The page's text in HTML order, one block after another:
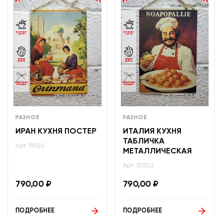
РАЗНОЕ
ИРАН КУХНЯ ПОСТЕР
Арт: 115122
790,00 ₽
ПОДРОБНЕЕ
РАЗНОЕ
ИТАЛИЯ КУХНЯ
ТАБЛИЧКА
МЕТАЛЛИЧЕСКАЯ
Арт: 103122
790,00 ₽
ПОДРОБНЕЕ